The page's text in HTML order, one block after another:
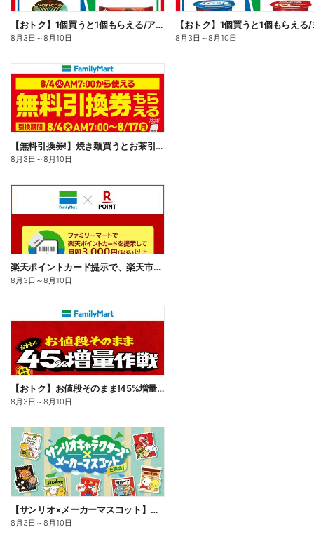
【おトク】1個買うと1個もらえる/アイス
8月3日 ～8月10日 8月3日 ～8月10日
【無料引換券!】焼き麺買うとお茶引換券貰える!
8月3日 ～8月10日
楽天ポイントカード提示で、楽天市場でのお買い物がおトクに!
8月3日 ～8月10日
【おトク】お値段そのまま!45%増量作戦!
8月3日 ～8月10日
【サンリオ×メーカーマスコット】オリジナルグッズ貰える!
8月3日 ～8月10日